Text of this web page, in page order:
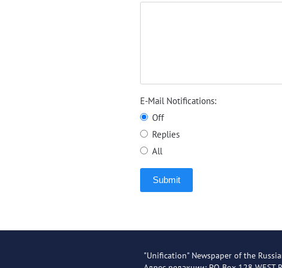
E-Mail Notifications:
Off
Replies
All
Submit
"Unification" Newspaper of the